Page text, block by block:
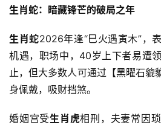
生肖蛇：暗藏锋芒的破局之年
生肖蛇2026年逢“巳火遇寅木”，
机遇，职场中，40岁上下者易遭
止，但大多数人可通过【黑曜石貔
身佩戴，吸财挡煞。
婚姻宫受生肖虎相刑，夫妻常因